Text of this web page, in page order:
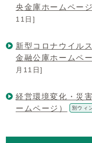
央金庫ホームページ
11日]
新型コロナウイル
金融公庫ホームペー
月11日]
経営環境変化・災
ームページ）
別ウィ